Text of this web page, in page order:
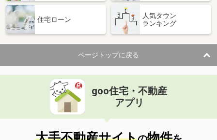
住宅ローン
人気タウン
ランキング
ページトップに戻る
goo住宅・不動産
アプリ